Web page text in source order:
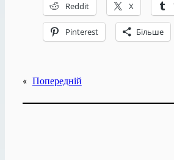
Reddit X
Pinterest Більше
« Попередній